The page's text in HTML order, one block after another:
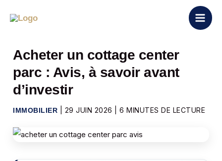
Acheter un cottage center
parc : Avis, à savoir avant
d’investir
IMMOBILIER 29 JUIN 2026 |6 MINUTES DE LECTURE